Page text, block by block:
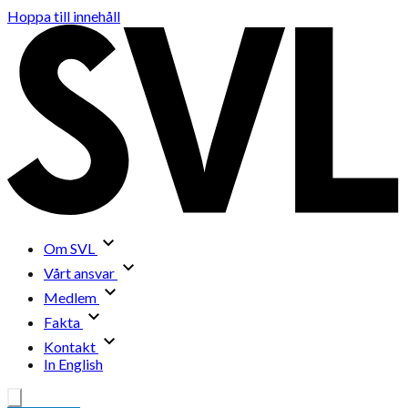
Hoppa till innehåll
Om SVL
Vårt ansvar
Medlem
Fakta
Kontakt
In English